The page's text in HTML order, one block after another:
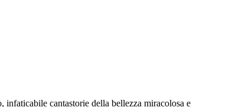
cantastorie della bellezza miracolosa e